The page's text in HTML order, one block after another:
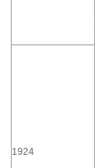
1924